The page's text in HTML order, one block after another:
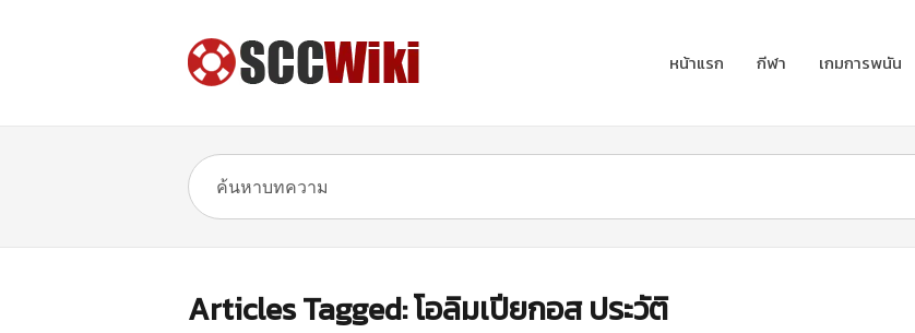
หน้าแรก กีฬา เกมการพนัน
Articles Tagged: โอลิมเปียกอส ประวัติ